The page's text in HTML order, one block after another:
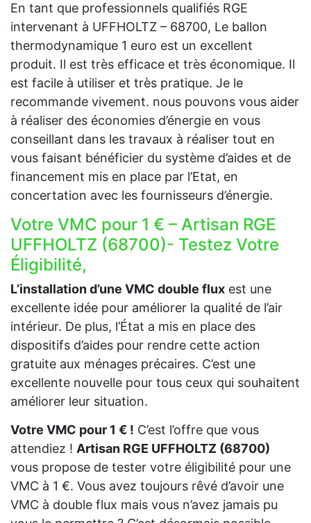
En tant que professionnels qualifiés RGE
intervenant à UFFHOLTZ – 68700, Le ballon
thermodynamique 1 euro est un excellent
produit. Il est très efficace et très économique. Il
est facile à utiliser et très pratique. Je le
recommande vivement. nous pouvons vous aider
à réaliser des économies d’énergie en vous
conseillant dans les travaux à réaliser tout en
vous faisant bénéficier du système d’aides et de
financement mis en place par l’Etat, en
concertation avec les fournisseurs d’énergie.
Votre VMC pour 1 € – Artisan RGE
UFFHOLTZ (68700)- Testez Votre
Éligibilité,
L’installation d’une VMC double flux est une
excellente idée pour améliorer la qualité de l’air
intérieur. De plus, l’État a mis en place des
dispositifs d’aides pour rendre cette action
gratuite aux ménages précaires. C’est une
excellente nouvelle pour tous ceux qui souhaitent
améliorer leur situation.
Votre VMC pour 1 € ! C’est l’offre que vous
attendiez ! Artisan RGE UFFHOLTZ (68700)
vous propose de tester votre éligibilité pour une
VMC à 1 €. Vous avez toujours rêvé d’avoir une
VMC à double flux mais vous n’avez jamais pu